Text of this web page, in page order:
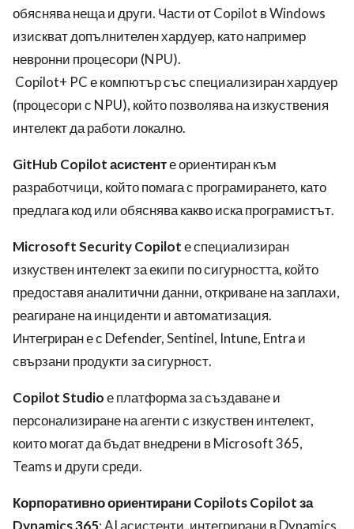
обяснява неща и други. Части от Copilot в Windows
изискват допълнителен хардуер, като например
невронни процесори (NPU).
Copilot+ PC е компютър със специализиран хардуер
(процесори с NPU), който позволява на изкуствения
интелект да работи локално.
GitHub Copilot асистенте ориентиран към
разработчици, който помага с програмирането, като
предлага код или обяснява какво иска програмистът.
Microsoft Security Copilotе специализиран
изкуствен интелект за екипи по сигурността, който
предоставя аналитични данни, откриване на заплахи,
реагиране на инциденти и автоматизация.
Интегриран е с Defender, Sentinel, Intune, Entra и
свързани продукти за сигурност.
Copilot Studioе платформа за създаване и
персонализиране на агенти с изкуствен интелект,
които могат да бъдат внедрени в Microsoft 365,
Teams и други среди.
Корпоративно ориентирани Copilots Copilot за
Dynamics 365: AI асистенти, интегрирани в Dynamics